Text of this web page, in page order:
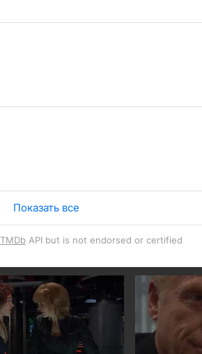
Показать все
TMDb API but is not endorsed or certified